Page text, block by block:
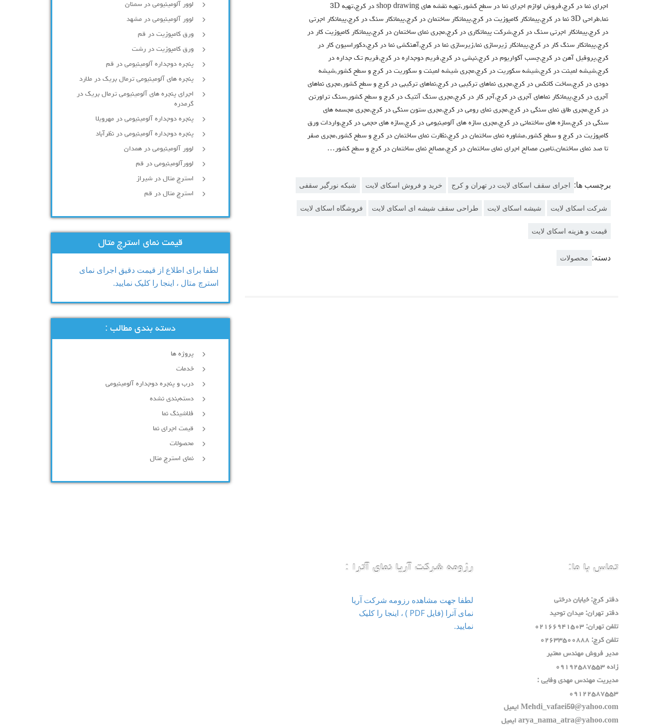
اجرای نما در کرج,فروش لوازم اجرای نما در سطح کشور,تهیه نقشه های shop drawing در کرج,تهیه 3D
نما,طراحی 3D نما در کرج,پیمانکار کامپوزیت در کرج,پیمانکار ساختمان در کرج,پیمانکار سنگ در کرج,پیمانکار اجرتی
در کرج,پیمانکار اجرتی سنگ در کرج,شرکت پیمانکاری در کرج,مجری نمای ساختمان در کرج,پیمانکار کامپوزیت کار در
کرج,پیمانکار سنگ کار در کرج,پیمانکار زیرسازی نما,زیرسازی نما در کرج,آهنکشی نما در کرج,دکوراسیون کار در
کرج,پروفیل آهن در کرج,چسب آکواریوم در کرج,نبشی در کرج,فریم دوجداره در کرج,فریم تک جداره در
کرج,شیشه لمینت در کرج,شیشه سکوریت در کرج,مجری شیشه لمینت و سکوریت در کرج و سطح کشور,شیشه
دودی در کرج,ساخت کانکس در کرج,مجری نماهای ترکیبی در کرج,نماهای ترکیبی در کرج و سطح کشور,مجری نماهای
آجری در کرج,پیمانکار نماهای آجری در کرج,آجر کار در کرج,مجری سنگ آنتیک در کرج و سطح کشور,سنگ تراورتن
در کرج,مجری طاق نمای سنگی در کرج,مجری نمای رومی در کرج,مجری ستون سنگی در کرج,مجری مجسمه های
سنگی در کرج,سازه های ساختمانی در کرج,مجری سازه های آلومینیومی در کرج,سازه های حجمی در کرج,واردات ورق
کامپوزیت در کرج و سطح کشور,مشاوره نمای ساختمان در کرج,نظارت نمای ساختمان در کرج و سطح کشور,مجری صفر
تا صد نمای ساختمان,تامین مصالح اجرای نمای ساختمان در کرج,مصالح نمای ساختمان در کرج و سطح کشور…
برچسب ها: اجرای سقف اسکای لایت در تهران و کرج خرید و فروش اسکای لایت شبکه نورگیر سقفی
شرکت اسکای لایت شیشه اسکای لایت طراحی سقف شیشه ای اسکای لایت فروشگاه اسکای لایت
قیمت و هزینه اسکای لایت
دسته: محصولات
لوور آلومینیومی در سمنان
لوور آلومینیومی در مشهد
ورق کامپوزیت در قم
ورق کامپوزیت در رشت
پنجره دوجداره آلومينيومی در قم
پنجره های آلومینیومی ترمال بریک در ملارد
اجرای پنجره های آلومینیومی ترمال بریک در
گرمدره
پنجره دوجداره آلومینیومی در مهرویلا
پنجره دوجداره آلومینیومی در نظرآباد
لوور آلومینیومی در همدان
لوورآلومینیومی در قم
استرچ متال در شیراز
استرچ متال در قم
قیمت نمای استرچ متال
لطفا برای اطلاع از قیمت دقیق اجرای نمای
استرچ متال ، اینجا را کلیک نمایید.
دسته بندی مطالب :
پروژه ها
خدمات
درب و پنجره دوجداره آلومینیومی
دسته‌بندی نشده
فلاشینگ نما
قیمت اجرای نما
محصولات
نمای استرچ متال
تماس با ما:
دفتر كرج: خيابان درختي
دفتر تهران: ميدان توحيد
تلفن تهران: ٠٢١٦٦٩٤١٥٠٣
تلفن كرج: ٠٢٦٣٣٥٠٠٨٨٨
مدير فروش مهندس معتبر
زاده ٠٩١٩٢٥٨٧٥٥٣
مديريت مهندس مهدي وفايي :
٠٩١٢٢٥٨٧٥٥٣
Mehdi_vafaei59@yahoo.com ايميل
arya_nama_atra@yahoo.com ايميل
رزومه شرکت آریا نمای آترا :
لطفا جهت مشاهده رزومه شرکت آریا
نمای آترا (فایل PDF ) ، اینجا را کلیک
نمایید.